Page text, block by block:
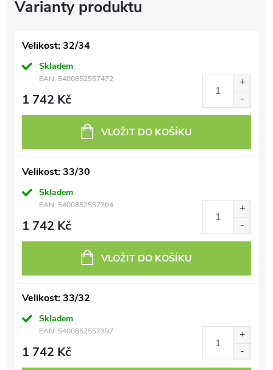
Velikost: 32/34
Skladem
EAN: 5400852557472
1 742 Kč
VLOŽIT DO KOŠÍKU
Velikost: 33/30
Skladem
EAN: 5400852557304
1 742 Kč
VLOŽIT DO KOŠÍKU
Velikost: 33/32
Skladem
EAN: 5400852557397
1 742 Kč